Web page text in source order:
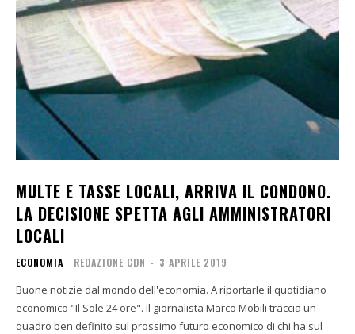
MULTE E TASSE LOCALI, ARRIVA IL CONDONO.
LA DECISIONE SPETTA AGLI AMMINISTRATORI
LOCALI
ECONOMIA REDAZIONE CDN - 3 APRILE 2019
Buone notizie dal mondo dell'economia. A riportarle il quotidiano
economico "Il Sole 24 ore". Il giornalista Marco Mobili traccia un
quadro ben definito sul prossimo futuro economico di chi ha sul